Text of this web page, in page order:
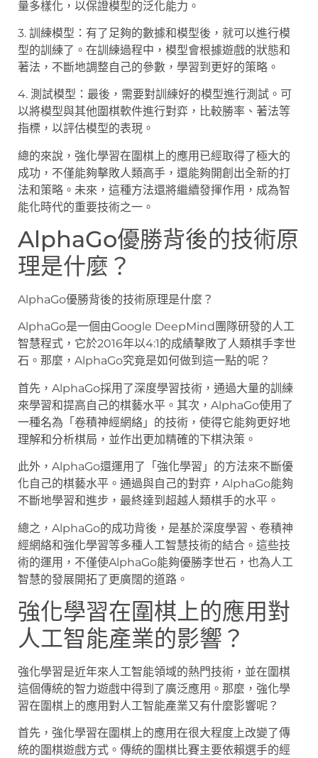
量多樣化，以保證模型的泛化能力。
3. 訓練模型：有了足夠的數據和模型後，就可以進行模
型的訓練了。在訓練過程中，模型會根據遊戲的狀態和
著法，不斷地調整自己的參數，學習到更好的策略。
4. 測試模型：最後，需要對訓練好的模型進行測試。可
以將模型與其他圍棋軟件進行對弈，比較勝率、著法等
指標，以評估模型的表現。
總的來說，強化學習在圍棋上的應用已經取得了極大的
成功，不僅能夠擊敗人類高手，還能夠開創出全新的打
法和策略。未來，這種方法還將繼續發揮作用，成為智
能化時代的重要技術之一。
AlphaGo優勝背後的技術原
理是什麼？
AlphaGo優勝背後的技術原理是什麼？
AlphaGo是一個由Google DeepMind團隊研發的人工
智慧程式，它於2016年以4:1的成績擊敗了人類棋手李世
石。那麼，AlphaGo究竟是如何做到這一點的呢？
首先，AlphaGo採用了深度學習技術，通過大量的訓練
來學習和提高自己的棋藝水平。其次，AlphaGo使用了
一種名為「卷積神經網絡」的技術，使得它能夠更好地
理解和分析棋局，並作出更加精確的下棋決策。
此外，AlphaGo還運用了「強化學習」的方法來不斷優
化自己的棋藝水平。通過與自己的對弈，AlphaGo能夠
不斷地學習和進步，最終達到超越人類棋手的水平。
總之，AlphaGo的成功背後，是基於深度學習、卷積神
經網絡和強化學習等多種人工智慧技術的結合。這些技
術的運用，不僅使AlphaGo能夠優勝李世石，也為人工
智慧的發展開拓了更廣闊的道路。
強化學習在圍棋上的應用對
人工智能產業的影響？
強化學習是近年來人工智能領域的熱門技術，並在圍棋
這個傳統的智力遊戲中得到了廣泛應用。那麼，強化學
習在圍棋上的應用對人工智能產業又有什麼影響呢？
首先，強化學習在圍棋上的應用在很大程度上改變了傳
統的圍棋遊戲方式。傳統的圍棋比賽主要依賴選手的經